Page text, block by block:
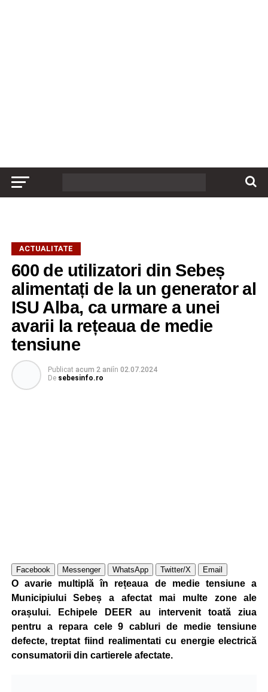
ACTUALITATE
600 de utilizatori din Sebeș
alimentați de la un generator al
ISU Alba, ca urmare a unei
avarii la rețeaua de medie
tensiune
Publicat acum 2 aniîn 02.07.2024
De sebesinfo.ro
Facebook Messenger WhatsApp Twitter/X Email
O avarie multiplă în rețeaua de medie tensiune a
Municipiului Sebeș a afectat mai multe zone ale
orașului. Echipele DEER au intervenit toată ziua
pentru a repara cele 9 cabluri de medie tensiune
defecte, treptat fiind realimentati cu energie electrică
consumatorii din cartierele afectate.